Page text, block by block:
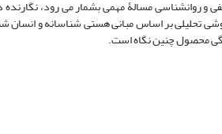
و روانشناسی مسالۀ مهمی بشمار می رود،
با روشی تحلیلی بر اساس مبانی هستی شناسانه و
محصول چنین نگاه است.